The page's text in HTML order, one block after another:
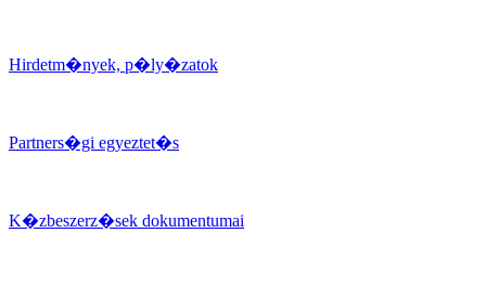
Hirdetm�nyek, p�ly�zatok
Partners�gi egyeztet�s
K�zbeszerz�sek dokumentumai